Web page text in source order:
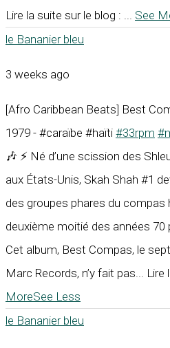
Lire la suite sur le blog : ... See
le Bananier bleu
3 weeks ago
[Afro Caribbean Beats] Best
1979 - #caraïbe #haïti #33rpm
🎶 ⚡ Né d’une scission des
aux États-Unis, Skah Shah #1
des groupes phares du compas
deuxième moitié des années
Cet album, Best Compas, le
Marc Records, n’y fait pas... Lire
MoreSee Less
le Bananier bleu